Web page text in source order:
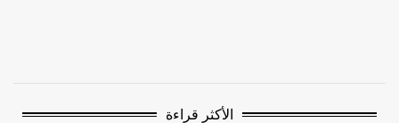
الأكثر قراءة